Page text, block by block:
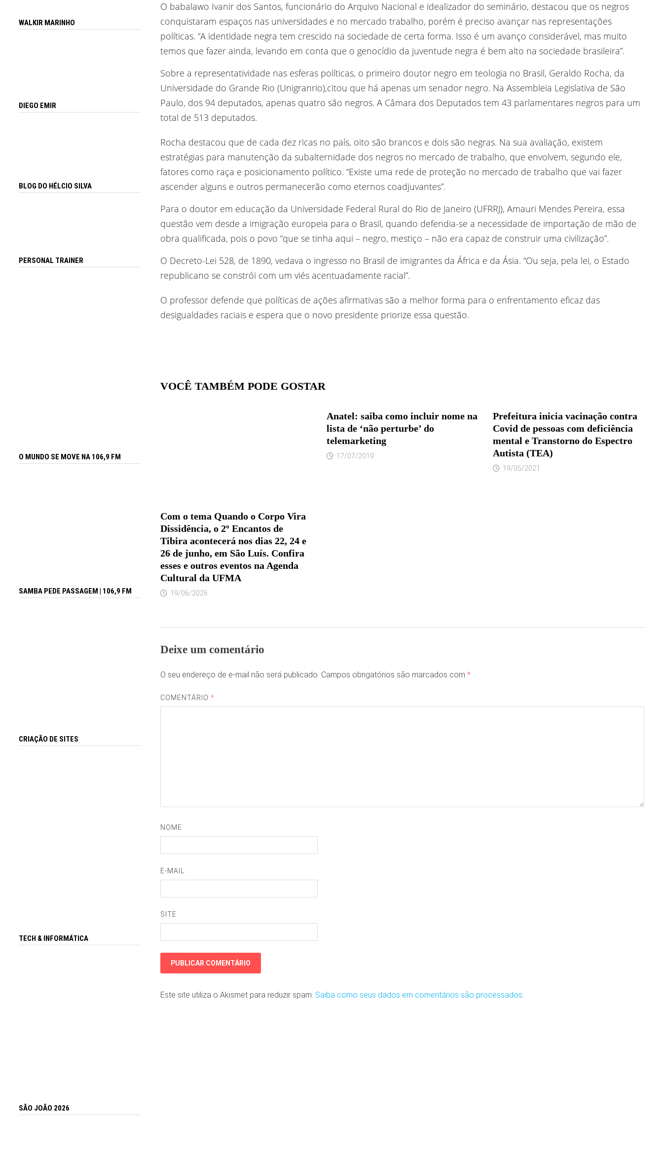
O babalawo Ivanir dos Santos, funcionário do Arquivo Nacional e idealizador do seminário, destacou que os negros
conquistaram espaços nas universidades e no mercado trabalho, porém é preciso avançar nas representações
políticas. “A identidade negra tem crescido na sociedade de certa forma. Isso é um avanço considerável, mas muito
temos que fazer ainda, levando em conta que o genocídio da juventude negra é bem alto na sociedade brasileira”.
Sobre a representatividade nas esferas políticas, o primeiro doutor negro em teologia no Brasil, Geraldo Rocha, da
Universidade do Grande Rio (Unigranrio),citou que há apenas um senador negro. Na Assembleia Legislativa de São
Paulo, dos 94 deputados, apenas quatro são negros. A Câmara dos Deputados tem 43 parlamentares negros para um
total de 513 deputados.
Rocha destacou que de cada dez ricas no país, oito são brancos e dois são negras. Na sua avaliação, existem
estratégias para manutenção da subalternidade dos negros no mercado de trabalho, que envolvem, segundo ele,
fatores como raça e posicionamento político. “Existe uma rede de proteção no mercado de trabalho que vai fazer
ascender alguns e outros permanecerão como eternos coadjuvantes”.
Para o doutor em educação da Universidade Federal Rural do Rio de Janeiro (UFRRJ), Amauri Mendes Pereira, essa
questão vem desde a imigração europeia para o Brasil, quando defendia-se a necessidade de importação de mão de
obra qualificada, pois o povo “que se tinha aqui – negro, mestiço – não era capaz de construir uma civilização”.
O Decreto-Lei 528, de 1890, vedava o ingresso no Brasil de imigrantes da África e da Ásia. “Ou seja, pela lei, o Estado
republicano se constrói com um viés acentuadamente racial”.
O professor defende que políticas de ações afirmativas são a melhor forma para o enfrentamento eficaz das
desigualdades raciais e espera que o novo presidente priorize essa questão.
VOCÊ TAMBÉM PODE GOSTAR
Com o tema Quando o Corpo Vira
Dissidência, o 2º Encantos de
Tibira acontecerá nos dias 22, 24 e
26 de junho, em São Luís. Confira
esses e outros eventos na Agenda
Cultural da UFMA
19/06/2026
Anatel: saiba como incluir nome na
lista de ‘não perturbe’ do
telemarketing
17/07/2019
Prefeitura inicia vacinação contra
Covid de pessoas com deficiência
mental e Transtorno do Espectro
Autista (TEA)
19/05/2021
Deixe um comentário
O seu endereço de e-mail não será publicado. Campos obrigatórios são marcados com *
COMENTÁRIO*
NOME
E-MAIL
SITE
Este site utiliza o Akismet para reduzir spam. Saiba como seus dados em comentários são processados.
WALKIR MARINHO
DIEGO EMIR
BLOG DO HÉLCIO SILVA
PERSONAL TRAINER
O MUNDO SE MOVE NA 106,9 FM
SAMBA PEDE PASSAGEM | 106,9 FM
CRIAÇÃO DE SITES
TECH & INFORMÁTICA
SÃO JOÃO 2026